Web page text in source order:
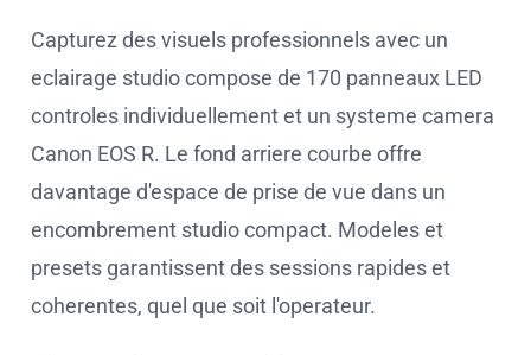
Capturez des visuels professionnels avec un
eclairage studio compose de 170 panneaux LED
controles individuellement et un systeme camera
Canon EOS R. Le fond arriere courbe offre
davantage d'espace de prise de vue dans un
encombrement studio compact. Modeles et
presets garantissent des sessions rapides et
coherentes, quel que soit l'operateur.